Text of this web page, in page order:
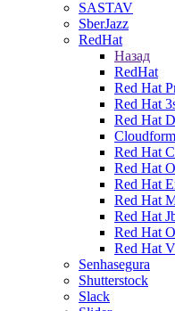
SASTAV
SberJazz
RedHat
Назад
RedHat
Red Hat
Red Hat
Red Hat
Red Hat
Red Hat
Red Hat
Red Hat
Red Hat
Red Hat
Red Hat
Senhasegura
Shutterstock
Slack